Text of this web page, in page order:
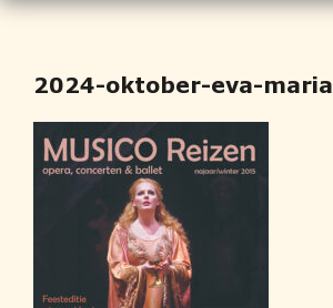
2024-oktober-eva-maria